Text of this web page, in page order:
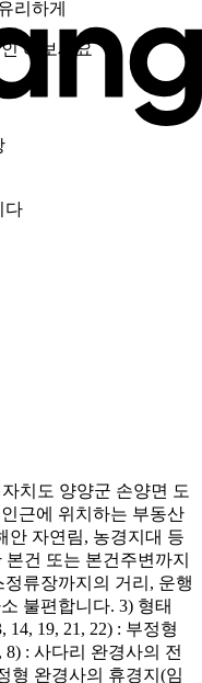
리하게
해보세요
다
치도 양양군 손양면 도
근에 위치하는 부동산
안 자연림, 농경지대 등
건 또는 본건주변까지
류장까지의 거리, 운행
불편합니다. 3) 형태
14, 19, 21, 22) : 부정형
: 사다리 완경사의 전
형 완경사의 휴경지(임